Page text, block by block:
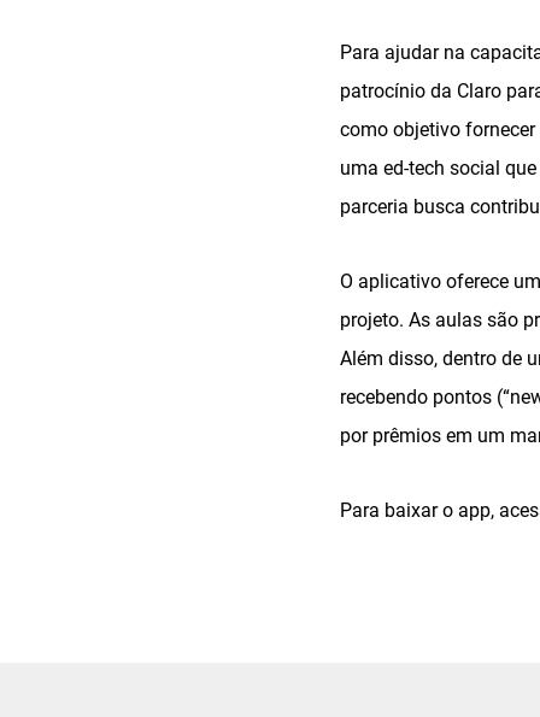
Para ajudar na
patrocínio da Claro
como objetivo
uma ed-tech social
parceria busca
O aplicativo oferece
projeto. As aulas são
Além disso, dentro de
recebendo pontos
por prêmios em um
Para baixar o app,